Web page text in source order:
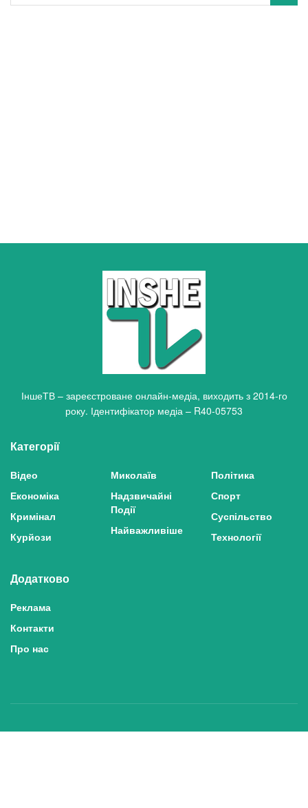
ІншеТВ – зареєстроване онлайн-медіа, виходить з 2014-го
року. Ідентифікатор медіа – R40-05753
Категорії
Відео
Економіка
Кримінал
Курйози
Миколаїв
Надзвичайні
Події
Найважливіше
Політика
Спорт
Суспільство
Технології
Додатково
Реклама
Контакти
Про нас
Політика конфіденційності та захисту персональних даних